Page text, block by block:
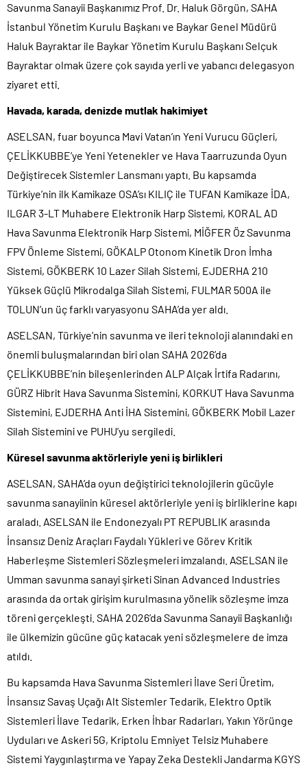
Savunma Sanayii Başkanımız Prof. Dr. Haluk Görgün, SAHA
İstanbul Yönetim Kurulu Başkanı ve Baykar Genel Müdürü
Haluk Bayraktar ile Baykar Yönetim Kurulu Başkanı Selçuk
Bayraktar olmak üzere çok sayıda yerli ve yabancı delegasyon
ziyaret etti.
Havada, karada, denizde mutlak hakimiyet
ASELSAN, fuar boyunca Mavi Vatan’ın Yeni Vurucu Güçleri,
ÇELİKKUBBE’ye Yeni Yetenekler ve Hava Taarruzunda Oyun
Değiştirecek Sistemler Lansmanı yaptı. Bu kapsamda
Türkiye’nin ilk Kamikaze OSA’sı KILIÇ ile TUFAN Kamikaze İDA,
ILGAR 3-LT Muhabere Elektronik Harp Sistemi, KORAL AD
Hava Savunma Elektronik Harp Sistemi, MİĞFER Öz Savunma
FPV Önleme Sistemi, GÖKALP Otonom Kinetik Dron İmha
Sistemi, GÖKBERK 10 Lazer Silah Sistemi, EJDERHA 210
Yüksek Güçlü Mikrodalga Silah Sistemi, FULMAR 500A ile
TOLUN’un üç farklı varyasyonu SAHA’da yer aldı.
ASELSAN, Türkiye’nin savunma ve ileri teknoloji alanındaki en
önemli buluşmalarından biri olan SAHA 2026’da
ÇELİKKUBBE’nin bileşenlerinden ALP Alçak İrtifa Radarını,
GÜRZ Hibrit Hava Savunma Sistemini, KORKUT Hava Savunma
Sistemini, EJDERHA Anti İHA Sistemini, GÖKBERK Mobil Lazer
Silah Sistemini ve PUHU’yu sergiledi.
Küresel savunma aktörleriyle yeni iş birlikleri
ASELSAN, SAHA’da oyun değiştirici teknolojilerin gücüyle
savunma sanayiinin küresel aktörleriyle yeni iş birliklerine kapı
araladı. ASELSAN ile Endonezyalı PT REPUBLIK arasında
İnsansız Deniz Araçları Faydalı Yükleri ve Görev Kritik
Haberleşme Sistemleri Sözleşmeleri imzalandı. ASELSAN ile
Umman savunma sanayi şirketi Sinan Advanced Industries
arasında da ortak girişim kurulmasına yönelik sözleşme imza
töreni gerçekleşti. SAHA 2026’da Savunma Sanayii Başkanlığı
ile ülkemizin gücüne güç katacak yeni sözleşmelere de imza
atıldı.
Bu kapsamda Hava Savunma Sistemleri İlave Seri Üretim,
İnsansız Savaş Uçağı Alt Sistemler Tedarik, Elektro Optik
Sistemleri İlave Tedarik, Erken İhbar Radarları, Yakın Yörünge
Uyduları ve Askeri 5G, Kriptolu Emniyet Telsiz Muhabere
Sistemi Yaygınlaştırma ve Yapay Zeka Destekli Jandarma KGYS